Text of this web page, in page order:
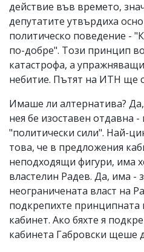
действие във времето,
депутатите утвърдиха
политическо поведение -
по-добре". Този принцип
катастрофа, а
небитие. Пътят на ИТН ще
Имаше ли алтернатива?
нея бе изоставен отдавна
"политически сили". Най-
това, че в предложения
неподходящи фигури, има
властелин Радев. Да, има -
неограничената власт на
подкрепихте
кабинет. Ако бяхте я
кабинета Габровски щеше